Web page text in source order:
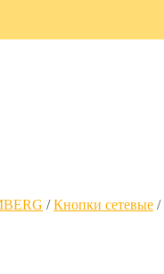
/Кнопки сетевые /